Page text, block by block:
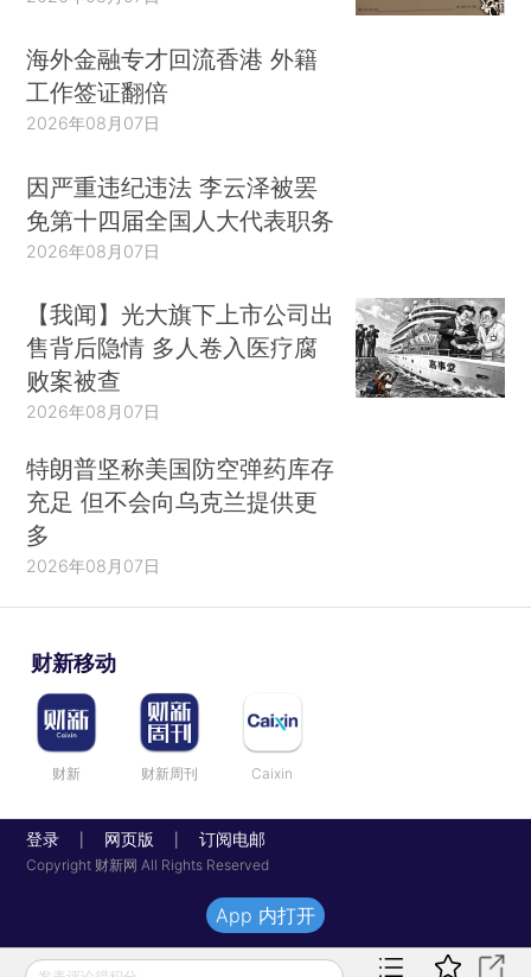
海外金融专才回流香港 外籍
工作签证翻倍
2026年08月07日
因严重违纪违法 李云泽被罢
免第十四届全国人大代表职务
2026年08月07日
【我闻】光大旗下上市公司出
售背后隐情 多人卷入医疗腐
败案被查
2026年08月07日
特朗普坚称美国防空弹药库存
充足 但不会向乌克兰提供更
多
2026年08月07日
财新移动
财新 财新周刊 Caixin
登录 网页版 订阅电邮
Copyright 财新网 All Rights Reserved
App 内打开